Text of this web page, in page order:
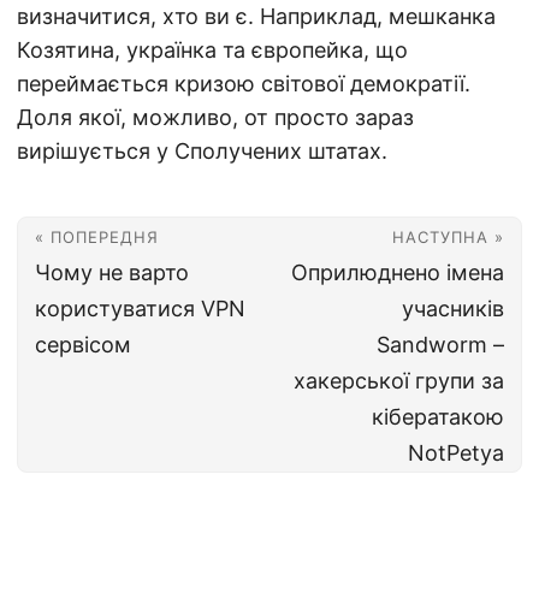
визначитися, хто ви є. Наприклад, мешканка
Козятина, українка та європейка, що
переймається кризою світової демократії.
Доля якої, можливо, от просто зараз
вирішується у Сполучених штатах.
« ПОПЕРЕДНЯ
Чому не варто
користуватися VPN
сервісом
НАСТУПНА »
Оприлюднено імена
учасників
Sandworm –
хакерської групи за
кібератакою
NotPetya